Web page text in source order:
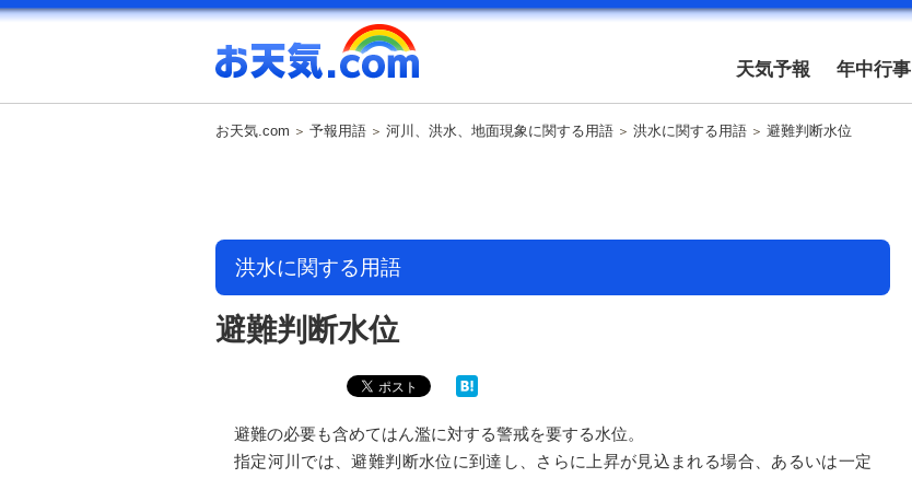
天気予報 年中行事
お天気.com 予報用語 河川、洪水、地面現象に関する用語 洪水に関する用語 避難判断水位
洪水に関する用語
避難判断水位
避難の必要も含めてはん濫に対する警戒を要する水位。
指定河川では、避難判断水位に到達し、さらに上昇が見込まれる場合、あるいは一定